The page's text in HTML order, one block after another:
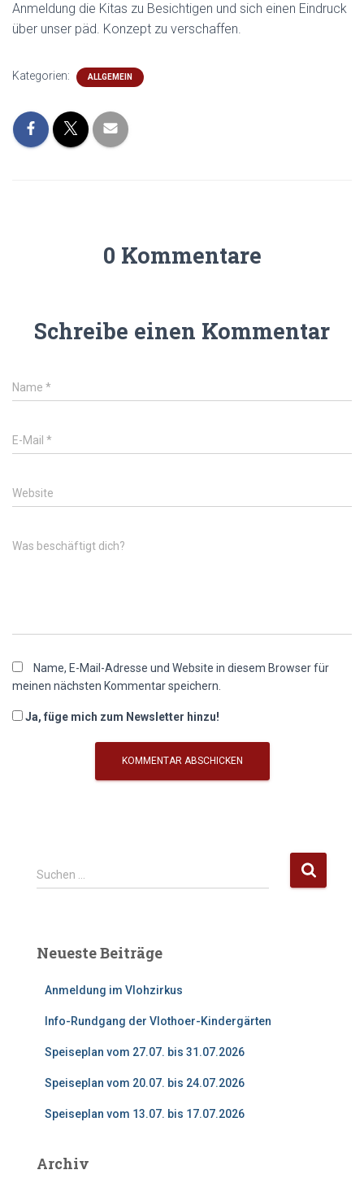
Anmeldung die Kitas zu Besichtigen und sich einen Eindruck
über unser päd. Konzept zu verschaffen.
Kategorien: ALLGEMEIN
0 Kommentare
Schreibe einen Kommentar
Name *
E-Mail *
Website
Was beschäftigt dich?
Name, E-Mail-Adresse und Website in diesem Browser für
meinen nächsten Kommentar speichern.
Ja, füge mich zum Newsletter hinzu!
S
u
n
Suchen …
Neueste Beiträge
Anmeldung im Vlohzirkus
Info-Rundgang der Vlothoer-Kindergärten
Speiseplan vom 27.07. bis 31.07.2026
Speiseplan vom 20.07. bis 24.07.2026
Speiseplan vom 13.07. bis 17.07.2026
Archiv